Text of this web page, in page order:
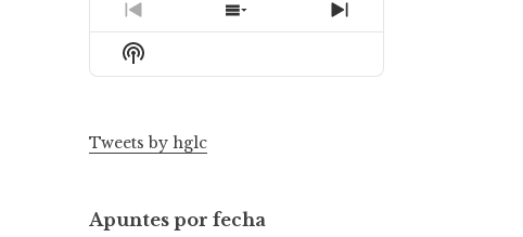
Previous
Episode
Show
Episodes
Next
Episode
Show
Podcast
Tweets by hglc
Apuntes por fecha